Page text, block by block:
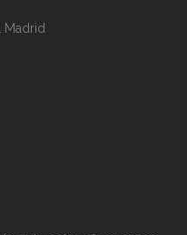
Madrid